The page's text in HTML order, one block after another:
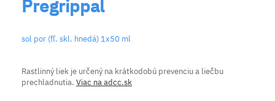
Pregrippal
sol por (fľ. skl. hnedá) 1x50 ml
Rastlinný liek je určený na krátkodobú prevenciu a liečbu
prechladnutia. Viac na adcc.sk